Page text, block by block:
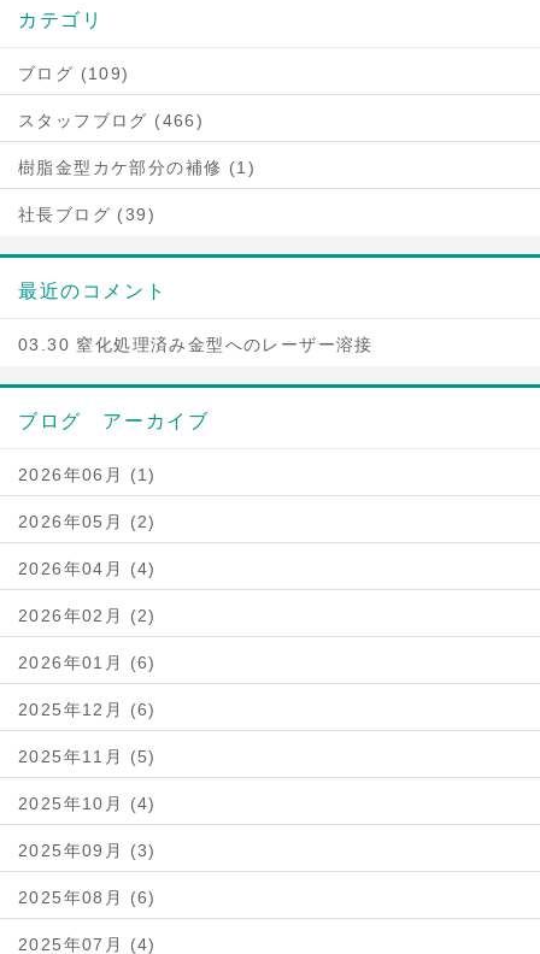
カテゴリ
ブログ (109)
スタッフブログ (466)
樹脂金型カケ部分の補修 (1)
社長ブログ (39)
最近のコメント
03.30 窒化処理済み金型へのレーザー溶接
ブログ アーカイブ
2026年06月 (1)
2026年05月 (2)
2026年04月 (4)
2026年02月 (2)
2026年01月 (6)
2025年12月 (6)
2025年11月 (5)
2025年10月 (4)
2025年09月 (3)
2025年08月 (6)
2025年07月 (4)